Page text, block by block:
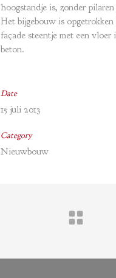
hoogstandje is, zonder
Het bijgebouw is opgetrokken
façade steentje met een vloer
beton.
Date
15 juli 2013
Category
Nieuwbouw